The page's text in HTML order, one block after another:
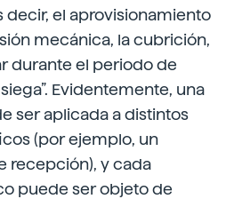
el aprovisionamiento
mecánica, la cubrición,
durante el periodo de
Evidentemente, una
ser aplicada a distintos
(por ejemplo, un
recepción), y cada
puede ser objeto de